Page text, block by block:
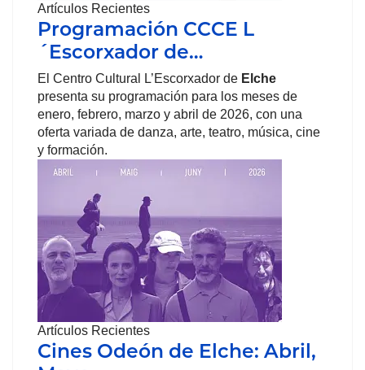
Artículos Recientes
Programación CCCE L
´Escorxador de…
El Centro Cultural L’Escorxador de Elche
presenta su programación para los meses de
enero, febrero, marzo y abril de 2026, con una
oferta variada de danza, arte, teatro, música, cine
y formación.
Artículos Recientes
Cines Odeón de Elche: Abril,